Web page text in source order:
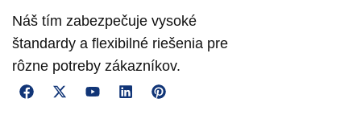
Náš tím zabezpečuje vysoké
štandardy a flexibilné riešenia pre
rôzne potreby zákazníkov.